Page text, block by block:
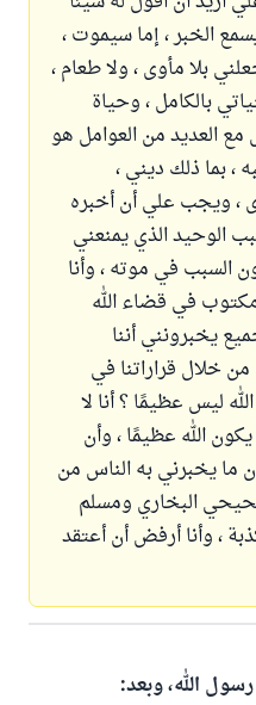
الخبر ، إما سيموت ،
بلا مأوى ، ولا طعام ،
بالكامل ، وحياة
العديد من العوامل هو
بما ذلك ديني ،
، ويجب علي أن أخبره
الوحيد الذي يمنعني
السبب في موته ، وأنا
في قضاء الله
يخبرونني أننا
خلال قراراتنا في
ليس عظيمًا ؟ أنا لا
الله عظيمًا ، وأن
ما يخبرني به الناس من
البخاري ومسلم
، وأنا أرفض أن أعتقد
الله، وبعد: